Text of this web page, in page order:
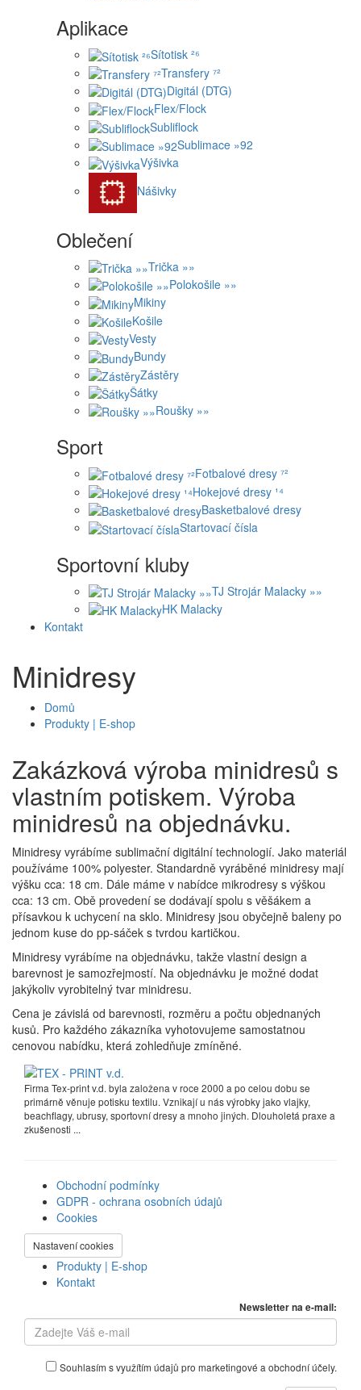
Aplikace
Sítotisk ²⁶
Transfery ⁷²
Digitál (DTG)
Flex/Flock
Subliflock
Sublimace »92
Výšivka
Nášivky
Oblečení
Trička »»
Polokošile »»
Mikiny
Košile
Vesty
Bundy
Zástěry
Šátky
Roušky »»
Sport
Fotbalové dresy ⁷²
Hokejové dresy ¹⁴
Basketbalové dresy
Startovací čísla
Sportovní kluby
TJ Strojár Malacky »»
HK Malacky
Kontakt
Minidresy
Domů
Produkty | E-shop
Zakázková výroba minidresů s
vlastním potiskem. Výroba
minidresů na objednávku.
Minidresy vyrábíme sublimační digitální technologií. Jako materiál
používáme 100% polyester. Standardně vyráběné minidresy mají
výšku cca: 18 cm. Dále máme v nabídce mikrodresy s výškou
cca: 13 cm. Obě provedení se dodávají spolu s věšákem a
přísavkou k uchycení na sklo. Minidresy jsou obyčejně baleny po
jednom kuse do pp-sáček s tvrdou kartičkou.
Minidresy vyrábíme na objednávku, takže vlastní design a
barevnost je samozřejmostí. Na objednávku je možné dodat
jakýkoliv vyrobitelný tvar minidresu.
Cena je závislá od barevnosti, rozměru a počtu objednaných
kusů. Pro každého zákazníka vyhotovujeme samostatnou
cenovou nabídku, která zohledňuje zmíněné.
Firma Tex-print v.d. byla založena v roce 2000 a po celou dobu se
primárně věnuje potisku textilu. Vznikají u nás výrobky jako vlajky,
beachflagy, ubrusy, sportovní dresy a mnoho jiných. Dlouholetá praxe a
zkušenosti ...
Obchodní podmínky
GDPR - ochrana osobních údajů
Cookies
Nastavení cookies
Produkty | E-shop
Kontakt
Newsletter na e-mail:
Souhlasím s využítím údajů pro marketingové a obchodní účely.